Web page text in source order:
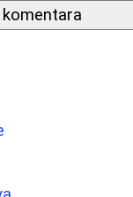
komentara